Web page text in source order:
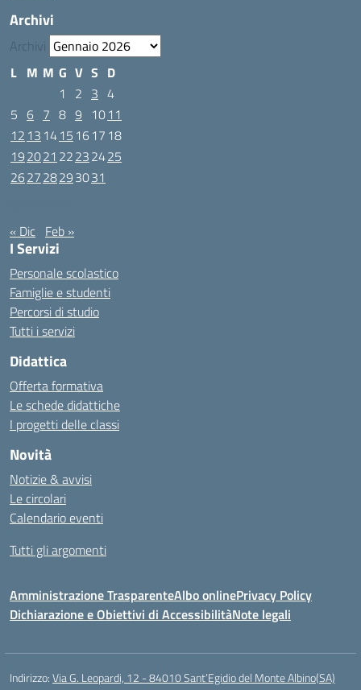
Archivi
Archivi
L M M G V S D
1
2 3 4
5 6 7 8 9 1011
12 13 1415 1617 18
192021 22232425
262728293031
« Dic Feb »
I Servizi
Personale scolastico
Famiglie e studenti
Percorsi di studio
Tutti i servizi
Didattica
Offerta formativa
Le schede didattiche
I progetti delle classi
Novità
Notizie & avvisi
Le circolari
Calendario eventi
Tutti gli argomenti
Amministrazione TrasparenteAlbo onlinePrivacy Policy
Dichiarazione e Obiettivi di AccessibilitàNote legali
Indirizzo:Via G. Leopardi, 12 - 84010 Sant’Egidio del Monte Albino(SA)